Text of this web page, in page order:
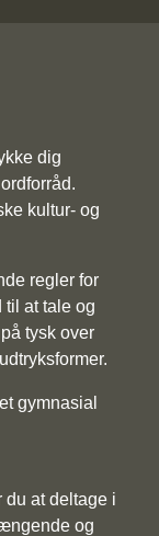
dig
kultur- og
regler for
til at tale og
tysk over
gymnasial
du at deltage i
og